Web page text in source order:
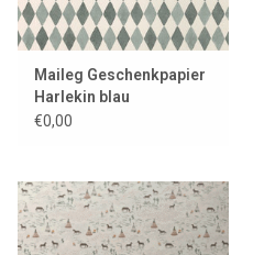
Maileg Geschenkpapier
Harlekin blau
€0,00